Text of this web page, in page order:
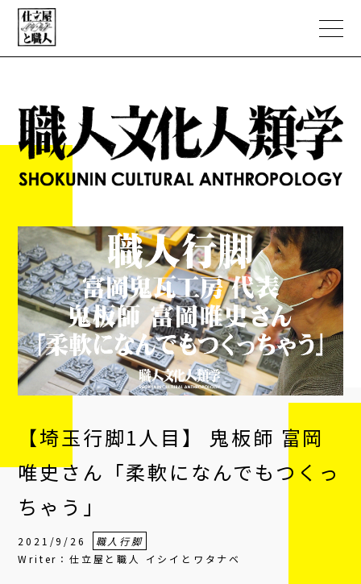
ABOUT
職人文化人類学
NEWS
EC STORE
CONTACT
【埼玉行脚1人目】 鬼板師 富岡
唯史さん「柔軟になんでもつくっ
ちゃう」
2021/9/26
職人行脚
Writer：仕立屋と職人 イシイとワタナベ